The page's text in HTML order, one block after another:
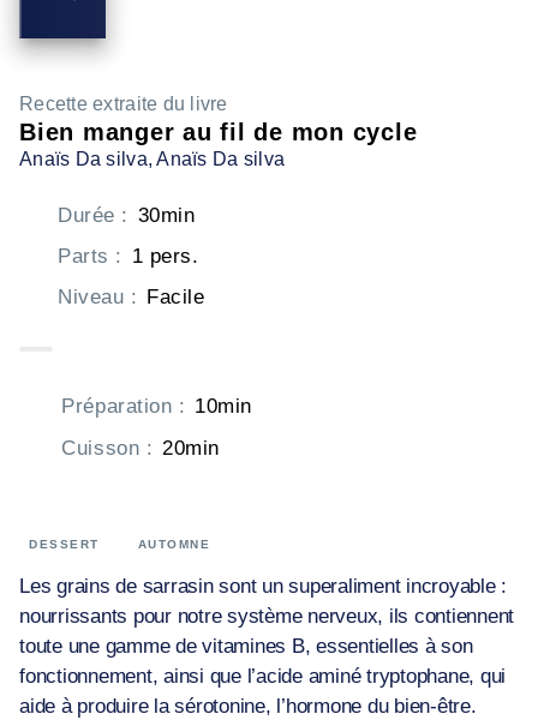
Recette extraite du livre
Bien manger au fil de mon cycle
Anaïs Da silva, Anaïs Da silva
Durée : 30min
Parts : 1 pers.
Niveau : Facile
Préparation : 10min
Cuisson : 20min
DESSERT AUTOMNE
Les grains de sarrasin sont un superaliment incroyable :
nourrissants pour notre système nerveux, ils contiennent
toute une gamme de vitamines B, essentielles à son
fonctionnement, ainsi que l’acide aminé tryptophane, qui
aide à produire la sérotonine, l’hormone du bien-être.